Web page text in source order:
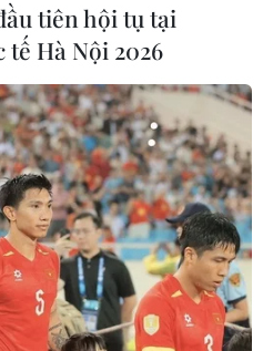
thành thị
“mở lối”
Dạ
tiên hội tụ tại
tế Hà Nội 2026